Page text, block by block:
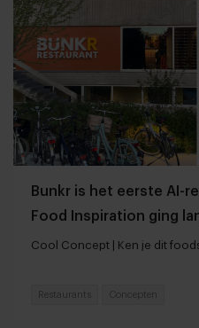
Bunkr is het eerste AI-
Food Inspiration ging
Cool Concept | Ken je dit
Restaurants Concepten